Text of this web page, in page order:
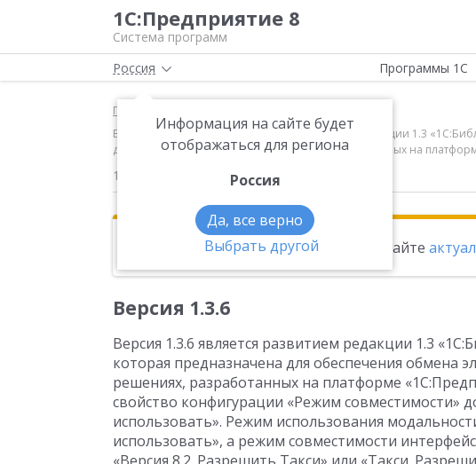
1С:Предприятие 8
Система программ
Россия
Информация на сайте будет
отображаться для региона
Россия
Да, все верно
Выбрать другой
Программы 1С
Главная
Версия 1.3.6 Версия 1.3.6 является развитием редакции 1.3
документами в прикладных решениях, разработанных на
18.01.2017
Эта новость находится в архиве. Читайте
Версия 1.3.6
Версия 1.3.6 является развитием редакции 1.3
которая предназначена для обеспечения
решениях, разработанных на платформе
свойство конфигурации «Режим совместимости»
использовать». Режим использования
использовать», а режим совместимости